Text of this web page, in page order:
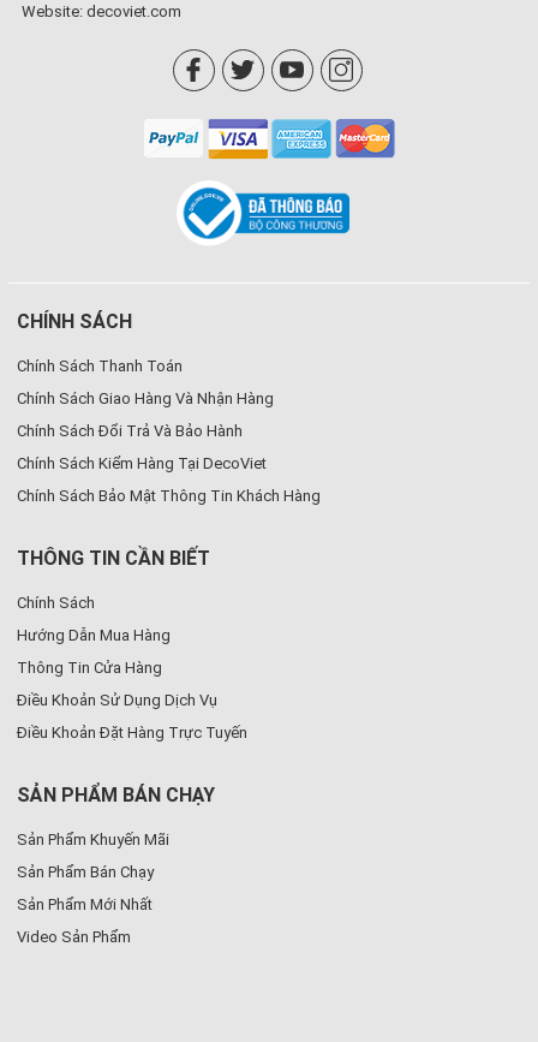
Website: decoviet.com
CHÍNH SÁCH
Chính Sách Thanh Toán
Chính Sách Giao Hàng Và Nhận Hàng
Chính Sách Đổi Trả Và Bảo Hành
Chính Sách Kiểm Hàng Tại DecoViet
Chính Sách Bảo Mật Thông Tin Khách Hàng
THÔNG TIN CẦN BIẾT
Chính Sách
Hướng Dẫn Mua Hàng
Thông Tin Cửa Hàng
Điều Khoản Sử Dụng Dịch Vụ
Điều Khoản Đặt Hàng Trực Tuyến
SẢN PHẨM BÁN CHẠY
Sản Phẩm Khuyến Mãi
Sản Phẩm Bán Chạy
Sản Phẩm Mới Nhất
Video Sản Phẩm